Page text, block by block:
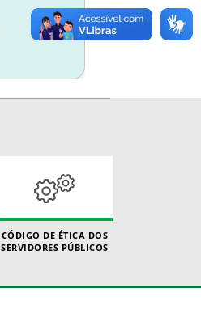
CÓDIGO DE ÉTICA DOS
SERVIDORES PÚBLICOS